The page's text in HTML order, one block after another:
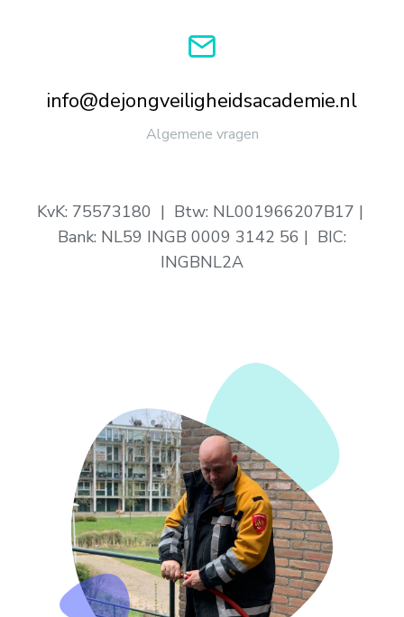
info@dejongveiligheidsacademie.nl
Algemene vragen
KvK: 75573180 | Btw: NL001966207B17 |
Bank: NL59 INGB 0009 3142 56 | BIC:
INGBNL2A